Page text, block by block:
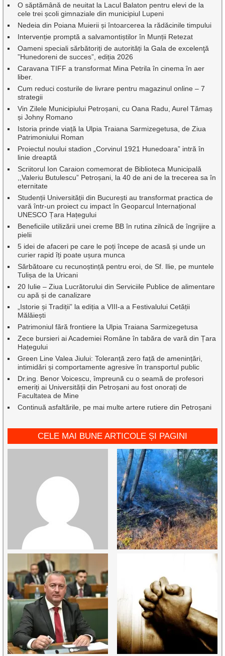
O săptămână de neuitat la Lacul Balaton pentru elevi de la
cele trei școli gimnaziale din municipiul Lupeni
Nedeia din Poiana Muierii și întoarcerea la rădăcinile timpului
Intervenție promptă a salvamontiștilor în Munții Retezat
Oameni speciali sărbătoriți de autorități la Gala de excelenţă
”Hunedoreni de succes”, ediția 2026
Caravana TIFF a transformat Mina Petrila în cinema în aer
liber.
Cum reduci costurile de livrare pentru magazinul online – 7
strategii
Vin Zilele Municipiului Petroșani, cu Oana Radu, Aurel Tămaș
și Johny Romano
Istoria prinde viață la Ulpia Traiana Sarmizegetusa, de Ziua
Patrimoniului Roman
Proiectul noului stadion „Corvinul 1921 Hunedoara” intră în
linie dreaptă
Scriitorul Ion Caraion comemorat de Biblioteca Municipală
,,Valeriu Butulescu” Petroșani, la 40 de ani de la trecerea sa în
eternitate
Studenții Universității din București au transformat practica de
vară într-un proiect cu impact în Geoparcul Internațional
UNESCO Țara Hațegului
Beneficiile utilizării unei creme BB în rutina zilnică de îngrijire a
pielii
5 idei de afaceri pe care le poți începe de acasă și unde un
curier rapid îți poate ușura munca
Sărbătoare cu recunoștință pentru eroi, de Sf. Ilie, pe muntele
Tulișa de la Uricani
20 Iulie – Ziua Lucrătorului din Serviciile Publice de alimentare
cu apă și de canalizare
„Istorie și Tradiții” la ediția a VIII-a a Festivalului Cetății
Mălăiești
Patrimoniul fără frontiere la Ulpia Traiana Sarmizegetusa
Zece bursieri ai Academiei Române în tabăra de vară din Țara
Hațegului
Green Line Valea Jiului: Toleranță zero față de amenințări,
intimidări și comportamente agresive în transportul public
Dr.ing. Benor Voicescu, împreună cu o seamă de profesori
emeriți ai Universității din Petroșani au fost onorați de
Facultatea de Mine
Continuă asfaltările, pe mai multe artere rutiere din Petroșani
CELE MAI BUNE ARTICOLE ȘI PAGINI